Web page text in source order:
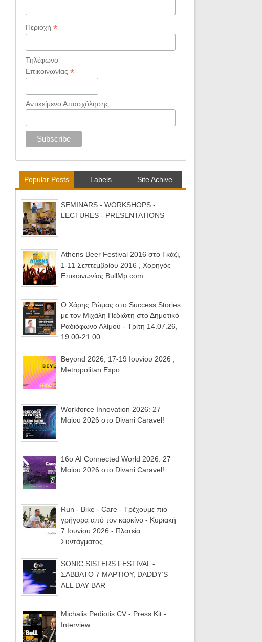
Περιοχή*
Τηλέφωνο
Επικοινωνίας*
Αντικείμενο Απασχόλησης
Popular Posts Labels Site Achive
SEMINARS - WORKSHOPS -
LECTURES - PRESENTATIONS
Athens Beer Festival 2016 στο Γκάζι,
1-11 Σεπτεμβρίου 2016 , Χορηγός
Επικοινωνίας BullMp.com
Ο Χάρης Ρώμας στο Success Stories
με τον Μιχάλη Πεδιώτη στο Δημοτικό
Ραδιόφωνο Αλίμου - Τρίτη 14.07.26,
19:00-21:00
Beyond 2026, 17-19 Ιουνίου 2026 ,
Metropolitan Expo
Workforce Innovation 2026: 27
Μαΐου 2026 στο Divani Caravel!
16ο AI Connected World 2026: 27
Μαΐου 2026 στο Divani Caravel!
Run - Bike - Care - Τρέχουμε πιο
γρήγορα από τον καρκίνο - Κυριακή
7 Ιουνίου 2026 - Πλατεία
Συντάγματος
SONIC SISTERS FESTIVAL -
ΣΑΒΒΑΤΟ 7 ΜΑΡΤΙΟΥ, DADDY’S
ALL DAY BAR
Michalis Pediotis CV - Press Kit -
Interview